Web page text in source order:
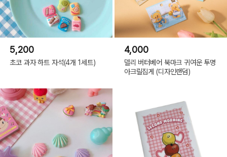
5,200
초코 과자 하트 자석(4개 1세트)
4,000
델리 버터베어 북마크 귀여운 투명
아크릴집게 (디자인랜덤)